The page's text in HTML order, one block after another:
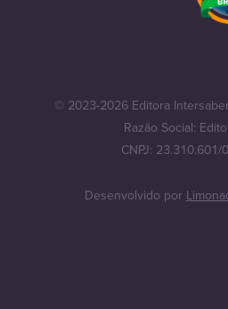
© 2023-2026 Editora
Razão Social:
CNPJ: 23.310.601/
Desenvolvido por